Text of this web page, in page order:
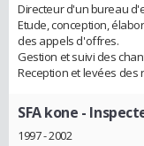
Directeur d'un bureau
Etude, conception,
des appels d'offres.
Gestion et suivi des
Reception et levées des
SFA kone -
1997 - 2002